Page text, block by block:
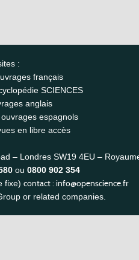
:
français
SCIENCES
anglais
espagnols
en libre accès
– Londres SW19 4EU –
ou 0800 902 354
fixe) contact : info@openscience.fr
or related companies.